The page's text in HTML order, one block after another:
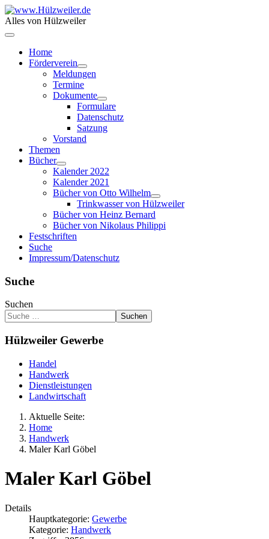
Alles von Hülzweiler
Home
Förderverein
Meldungen
Termine
Dokumente
Formulare
Datenschutz
Satzung
Vorstand
Themen
Bücher
Kalender 2022
Kalender 2021
Bücher von Otto Wilhelm
Trinkwasser von Hülzweiler
Bücher von Heinz Bernard
Bücher von Nikolaus Philippi
Festschriften
Suche
Impressum/Datenschutz
Suche
Suchen
Suchen
Hülzweiler Gewerbe
Handel
Handwerk
Dienstleistungen
Landwirtschaft
Aktuelle Seite:
Home
Handwerk
Maler Karl Göbel
Maler Karl Göbel
Details
Hauptkategorie: Gewerbe
Kategorie: Handwerk